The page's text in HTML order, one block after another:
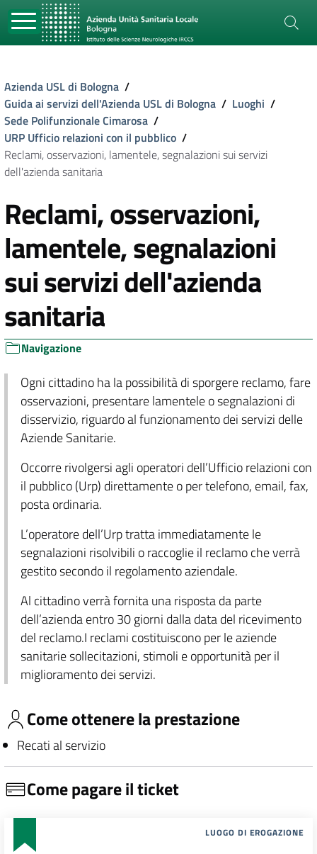
Azienda USL di Bologna /
Guida ai servizi dell'Azienda USL di Bologna / Luoghi /
Sede Polifunzionale Cimarosa /
URP Ufficio relazioni con il pubblico /
Reclami, osservazioni, lamentele, segnalazioni sui servizi
dell'azienda sanitaria
Reclami, osservazioni,
lamentele, segnalazioni
sui servizi dell'azienda
sanitaria
Navigazione
Ogni cittadino ha la possibilità di sporgere reclamo, fare
osservazioni, presentare lamentele o segnalazioni di
disservizio, riguardo al funzionamento dei servizi delle
Aziende Sanitarie.
Occorre rivolgersi agli operatori dell’Ufficio relazioni con
il pubblico (Urp) direttamente o per telefono, email, fax,
posta ordinaria.
L’operatore dell’Urp tratta immediatamente le
segnalazioni risolvibili o raccoglie il reclamo che verrà
gestito secondo il regolamento aziendale.
Al cittadino verrà fornita una risposta da parte
dell’azienda entro 30 giorni dalla data del ricevimento
del reclamo.I reclami costituiscono per le aziende
sanitarie sollecitazioni, stimoli e opportunità per il
miglioramento dei servizi.
Come ottenere la prestazione
Recati al servizio
Come pagare il ticket
LUOGO DI EROGAZIONE